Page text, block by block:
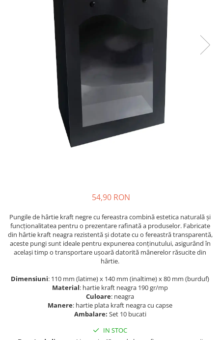
54,90 RON
Pungile de hârtie kraft negre cu fereastra combină estetica naturală și
funcționalitatea pentru o prezentare rafinată a produselor. Fabricate
din hârtie kraft neagra rezistentă și dotate cu o fereastră transparentă,
aceste pungi sunt ideale pentru expunerea conținutului, asigurând în
același timp o transportare ușoară datorită mânerelor răsucite din
hârtie.
Dimensiuni: 110 mm (latime) x 140 mm (inaltime) x 80 mm (burduf)
Material: hartie kraft neagra 190 gr/mp
Culoare: neagra
Manere: hartie plata kraft neagra cu capse
Ambalare: Set 10 bucati
IN STOC